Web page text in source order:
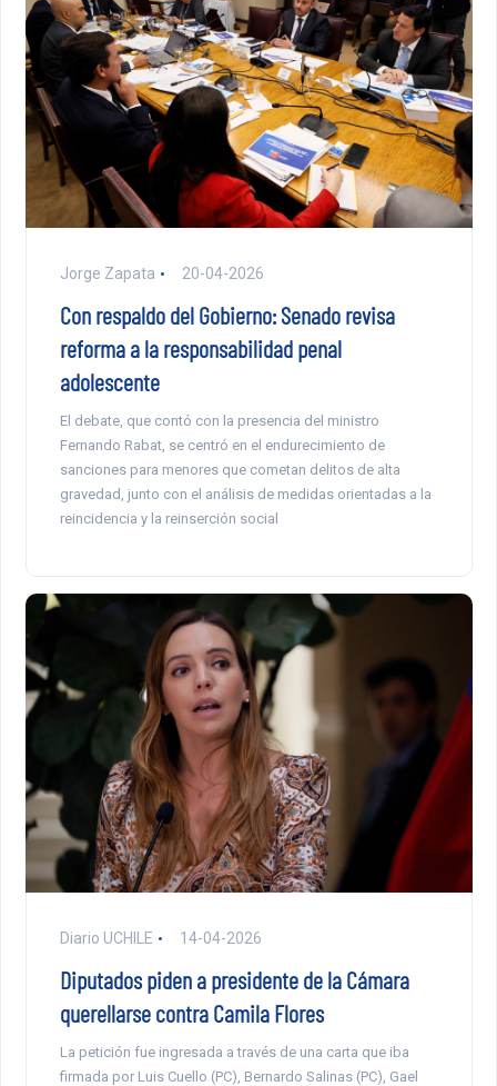
Jorge Zapata 20-04-2026
Con respaldo del Gobierno: Senado revisa
reforma a la responsabilidad penal
adolescente
El debate, que contó con la presencia del ministro
Fernando Rabat, se centró en el endurecimiento de
sanciones para menores que cometan delitos de alta
gravedad, junto con el análisis de medidas orientadas a la
reincidencia y la reinserción social
Diario UCHILE 14-04-2026
Diputados piden a presidente de la Cámara
querellarse contra Camila Flores
La petición fue ingresada a través de una carta que iba
firmada por Luis Cuello (PC), Bernardo Salinas (PC), Gael